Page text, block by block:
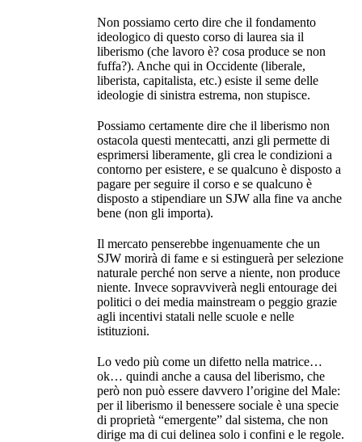
Non possiamo certo dire che il fondamento
ideologico di questo corso di laurea sia il
liberismo (che lavoro è? cosa produce se non
fuffa?). Anche qui in Occidente (liberale,
liberista, capitalista, etc.) esiste il seme delle
ideologie di sinistra estrema, non stupisce.
Possiamo certamente dire che il liberismo non
ostacola questi mentecatti, anzi gli permette di
esprimersi liberamente, gli crea le condizioni a
contorno per esistere, e se qualcuno è disposto a
pagare per seguire il corso e se qualcuno è
disposto a stipendiare un SJW alla fine va anche
bene (non gli importa).
Il mercato penserebbe ingenuamente che un
SJW morirà di fame e si estinguerà per selezione
naturale perché non serve a niente, non produce
niente. Invece sopravviverà negli entourage dei
politici o dei media mainstream o peggio grazie
agli incentivi statali nelle scuole e nelle
istituzioni.
Lo vedo più come un difetto nella matrice…
ok… quindi anche a causa del liberismo, che
però non può essere davvero l’origine del Male:
per il liberismo il benessere sociale è una specie
di proprietà “emergente” dal sistema, che non
dirige ma di cui delinea solo i confini e le regole.